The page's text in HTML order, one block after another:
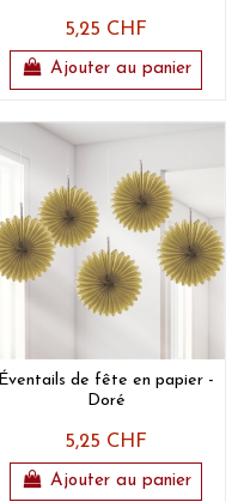
5,25 CHF
Ajouter au panier
Éventails de fête en papier -
Doré
5,25 CHF
Ajouter au panier